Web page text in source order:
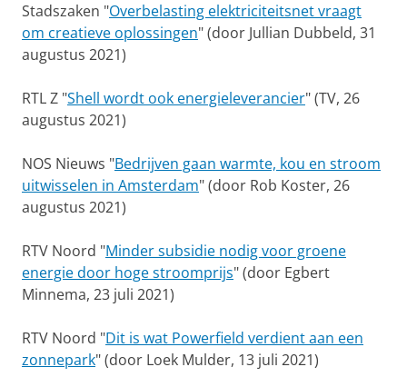
Stadszaken "Overbelasting elektriciteitsnet vraagt
om creatieve oplossingen" (door Jullian Dubbeld, 31
augustus 2021)
RTL Z "Shell wordt ook energieleverancier" (TV, 26
augustus 2021)
NOS Nieuws "Bedrijven gaan warmte, kou en stroom
uitwisselen in Amsterdam" (door Rob Koster, 26
augustus 2021)
RTV Noord "Minder subsidie nodig voor groene
energie door hoge stroomprijs" (door Egbert
Minnema, 23 juli 2021)
RTV Noord "Dit is wat Powerfield verdient aan een
zonnepark" (door Loek Mulder, 13 juli 2021)